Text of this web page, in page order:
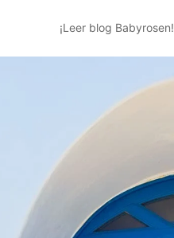
¡Leer blog Babyrosen!